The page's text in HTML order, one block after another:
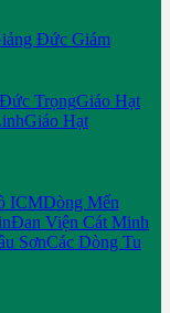
Đức Giám
TrọngGiáo Hạt
Giáo Hạt
ICMDòng Mến
Đan Viện Cát Minh
SơnCác Dòng Tu